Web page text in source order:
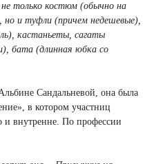
только костюм (обычно на
но и туфли (причем недешевые),
кастаньеты, сагаты
бата (длинная юбка со
Сандальневой, она была
в котором участниц
и внутренне. По профессии